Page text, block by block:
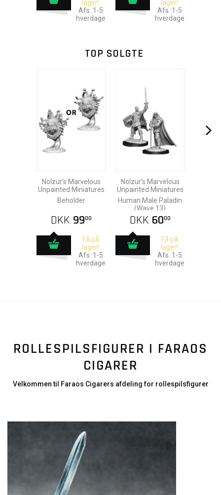
lager!
Afs.:1-5
hverdage
lager!
Afs.:1-5
hverdage
TOP SOLGTE
Nolzur's Marvelous
Unpainted Miniatures
Beholder
DKK 9900
Få på
lager!
Afs.:1-5
hverdage
Nolzur's Marvelous
Unpainted Miniatures
Human Male Paladin
(Wave 13)
DKK 6000
Få på
lager!
Afs.:1-5
hverdage
ROLLESPILSFIGURER I FARAOS
CIGARER
Velkommen til Faraos Cigarers afdeling for rollespilsfigurer